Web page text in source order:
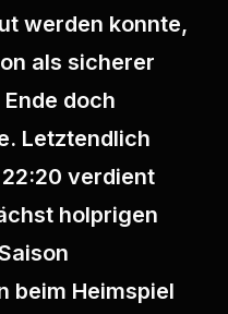
werden konnte,
als sicherer
doch
Letztendlich
verdient
holprigen
beim Heimspiel